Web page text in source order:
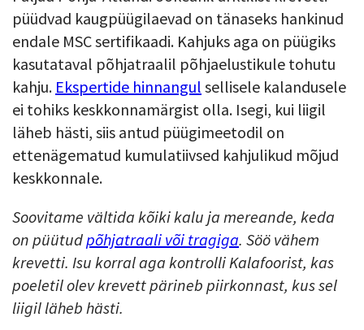
püüdvad kaugpüügilaevad on tänaseks hankinud
endale MSC sertifikaadi. Kahjuks aga on püügiks
kasutataval põhjatraalil põhjaelustikule tohutu
kahju. Ekspertide hinnangul sellisele kalandusele
ei tohiks keskkonnamärgist olla. Isegi, kui liigil
läheb hästi, siis antud püügimeetodil on
ettenägematud kumulatiivsed kahjulikud mõjud
keskkonnale.
Soovitame vältida kõiki kalu ja mereande, keda
on püütudpõhjatraali või tragiga. Söö vähem
krevetti. Isu korral aga kontrolli Kalafoorist, kas
poeletil olev krevett pärineb piirkonnast, kus sel
liigil läheb hästi.